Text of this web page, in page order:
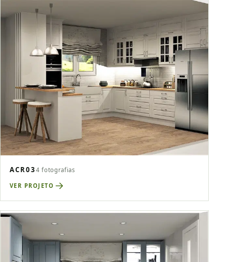
ACR03 4 fotografias
VER PROJETO